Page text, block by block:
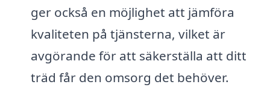
ger också en möjlighet att jämföra
kvaliteten på tjänsterna, vilket är
avgörande för att säkerställa att ditt
träd får den omsorg det behöver.